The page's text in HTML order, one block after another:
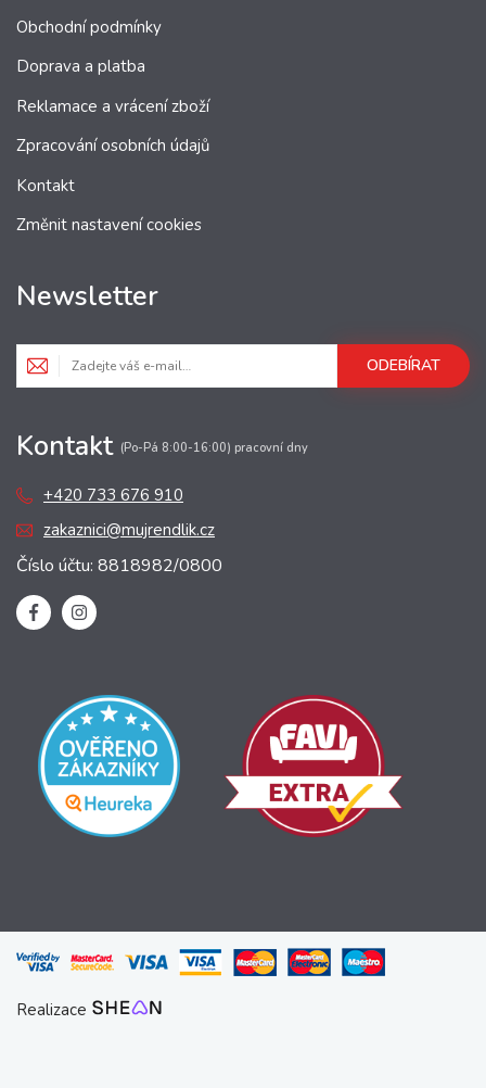
Obchodní podmínky
Doprava a platba
Reklamace a vrácení zboží
Zpracování osobních údajů
Kontakt
Změnit nastavení cookies
Newsletter
ODEBÍRAT
Kontakt (Po-Pá 8:00-16:00) pracovní dny
+420 733 676 910
zakaznici@mujrendlik.cz
Číslo účtu: 8818982/0800
Realizace